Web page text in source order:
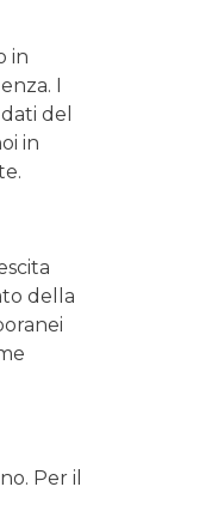
in
I
del
in
della
Per il